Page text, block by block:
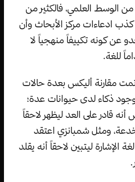
من الوسط العلمي، فالكثير من
ادعاءات مركز الأبحاث وأن
عن كونه تكييفاً منهجياً لا
للغة.
مقارنة أليكس بعدة حالات
ذكاء لدى حيوانات عدة؛
قادر على العد ليظهر لاحقاً
ومثل شمبانزي اعتقد
الإشارة ليتبين لاحقاً أنه يقلد